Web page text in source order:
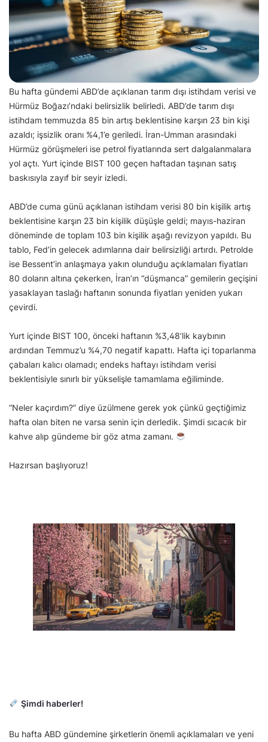
Bu hafta gündemi ABD’de açıklanan tarım dışı istihdam verisi ve
Hürmüz Boğazı’ndaki belirsizlik belirledi. ABD’de tarım dışı
istihdam temmuzda 85 bin artış beklentisine karşın 23 bin kişi
azaldı; işsizlik oranı %4,1’e geriledi. İran-Umman arasındaki
Hürmüz görüşmeleri ise petrol fiyatlarında sert dalgalanmalara
yol açtı. Yurt içinde BIST 100 geçen haftadan taşınan satış
baskısıyla zayıf bir seyir izledi.
ABD’de cuma günü açıklanan istihdam verisi 80 bin kişilik artış
beklentisine karşın 23 bin kişilik düşüşle geldi; mayıs-haziran
döneminde de toplam 103 bin kişilik aşağı revizyon yapıldı. Bu
tablo, Fed’in gelecek adımlarına dair belirsizliği artırdı. Petrolde
ise Bessent’in anlaşmaya yakın olunduğu açıklamaları fiyatları
80 doların altına çekerken, İran’ın “düşmanca” gemilerin geçişini
yasaklayan taslağı haftanın sonunda fiyatları yeniden yukarı
çevirdi.
Yurt içinde BIST 100, önceki haftanın %3,48’lik kaybının
ardından Temmuz’u %4,70 negatif kapattı. Hafta içi toparlanma
çabaları kalıcı olamadı; endeks haftayı istihdam verisi
beklentisiyle sınırlı bir yükselişle tamamlama eğiliminde.
“Neler kaçırdım?” diye üzülmene gerek yok çünkü geçtiğimiz
hafta olan biten ne varsa senin için derledik. Şimdi sıcacık bir
kahve alıp gündeme bir göz atma zamanı.
Hazırsan başlıyoruz!
Şimdi haberler!
Bu hafta ABD gündemine şirketlerin önemli açıklamaları ve yeni